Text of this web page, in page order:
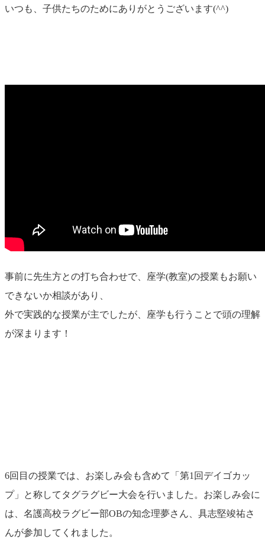
いつも、子供たちのためにありがとうございます(^^)
事前に先生方との打ち合わせで、座学(教室)の授業もお願い
できないか相談があり、
外で実践的な授業が主でしたが、座学も行うことで頭の理解
が深まります！
6回目の授業では、お楽しみ会も含めて「第1回デイゴカッ
プ」と称してタグラグビー大会を行いました。お楽しみ会に
は、名護高校ラグビー部OBの知念理夢さん、具志堅竣祐さ
んが参加してくれました。